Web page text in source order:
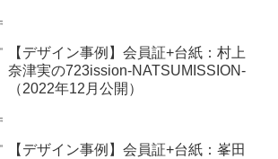
【デザイン事例】会員証+台紙：村上
奈津実の723ission-NATSUMISSION-
（2022年12月公開）
【デザイン事例】会員証+台紙：峯田